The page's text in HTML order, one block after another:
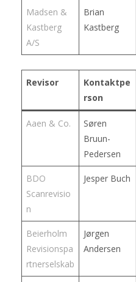
Madsen &
Kastberg
A/S
Brian
Kastberg
Revisor
Kontaktpe
rson
Aaen & Co.
Søren
Bruun-
Pedersen
BDO
Scanrevisio
n
Jesper Buch
Beierholm
Revisionspa
rtnerselskab
Jørgen
Andersen